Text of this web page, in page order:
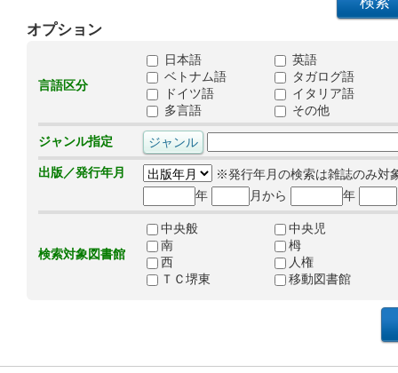
オプション
言語区分
日本語
英語
ベトナム語
タガログ語
ドイツ語
イタリア語
多言語
その他
ジャンル指定
出版／発行年月
※発行年月の検索は雑誌のみ対
年
月から 年
検索対象図書館
中央般
中央児
南
栂
西
人権
ＴＣ堺東
移動図書館